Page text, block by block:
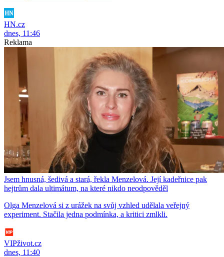
HN.cz
dnes, 11:46
Reklama
Jsem hnusná, šedivá a stará, řekla Menzelová. Její kadeřnice pak
hejtrům dala ultimátum, na které nikdo neodpověděl
Olga Menzelová si z urážek na svůj vzhled udělala veřejný
experiment. Stačila jedna podmínka, a kritici zmlkli.
VIPživot.cz
dnes, 11:40